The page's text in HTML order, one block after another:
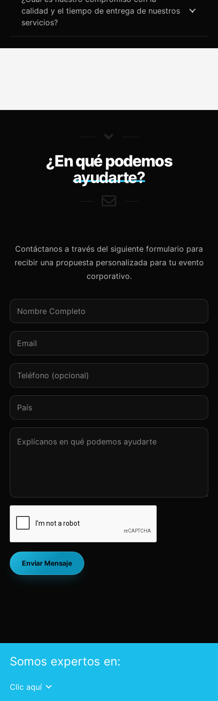
calidad y el tiempo de entrega de nuestros
servicios?
¿En qué podemos
ayudarte?
Contáctanos a través del siguiente formulario para
recibir una propuesta personalizada para tu evento
corporativo.
Somos expertos en:
Clic aquí